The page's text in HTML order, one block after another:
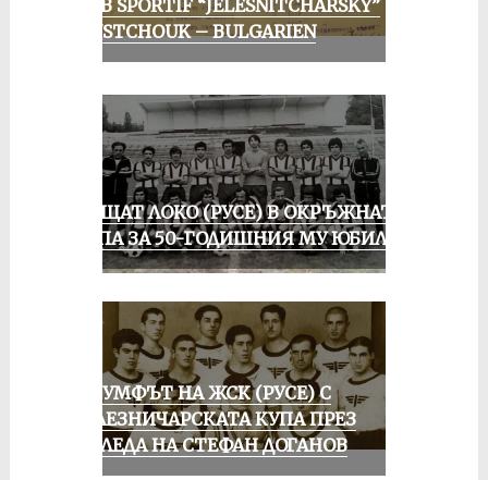
CLUB SPORTIF “JELESNITCHARSKY”
ROUSTCHOUK – BULGARIEN
ПРАЩАТ ЛОКО (РУСЕ) В ОКРЪЖНАТА
ГРУПА ЗА 50-ГОДИШНИЯ МУ ЮБИЛЕЙ
ТРИУМФЪТ НА ЖСК (РУСЕ) С
ЖЕЛЕЗНИЧАРСКАТА КУПА ПРЕЗ
ПОГЛЕДА НА СТЕФАН ДОГАНОВ